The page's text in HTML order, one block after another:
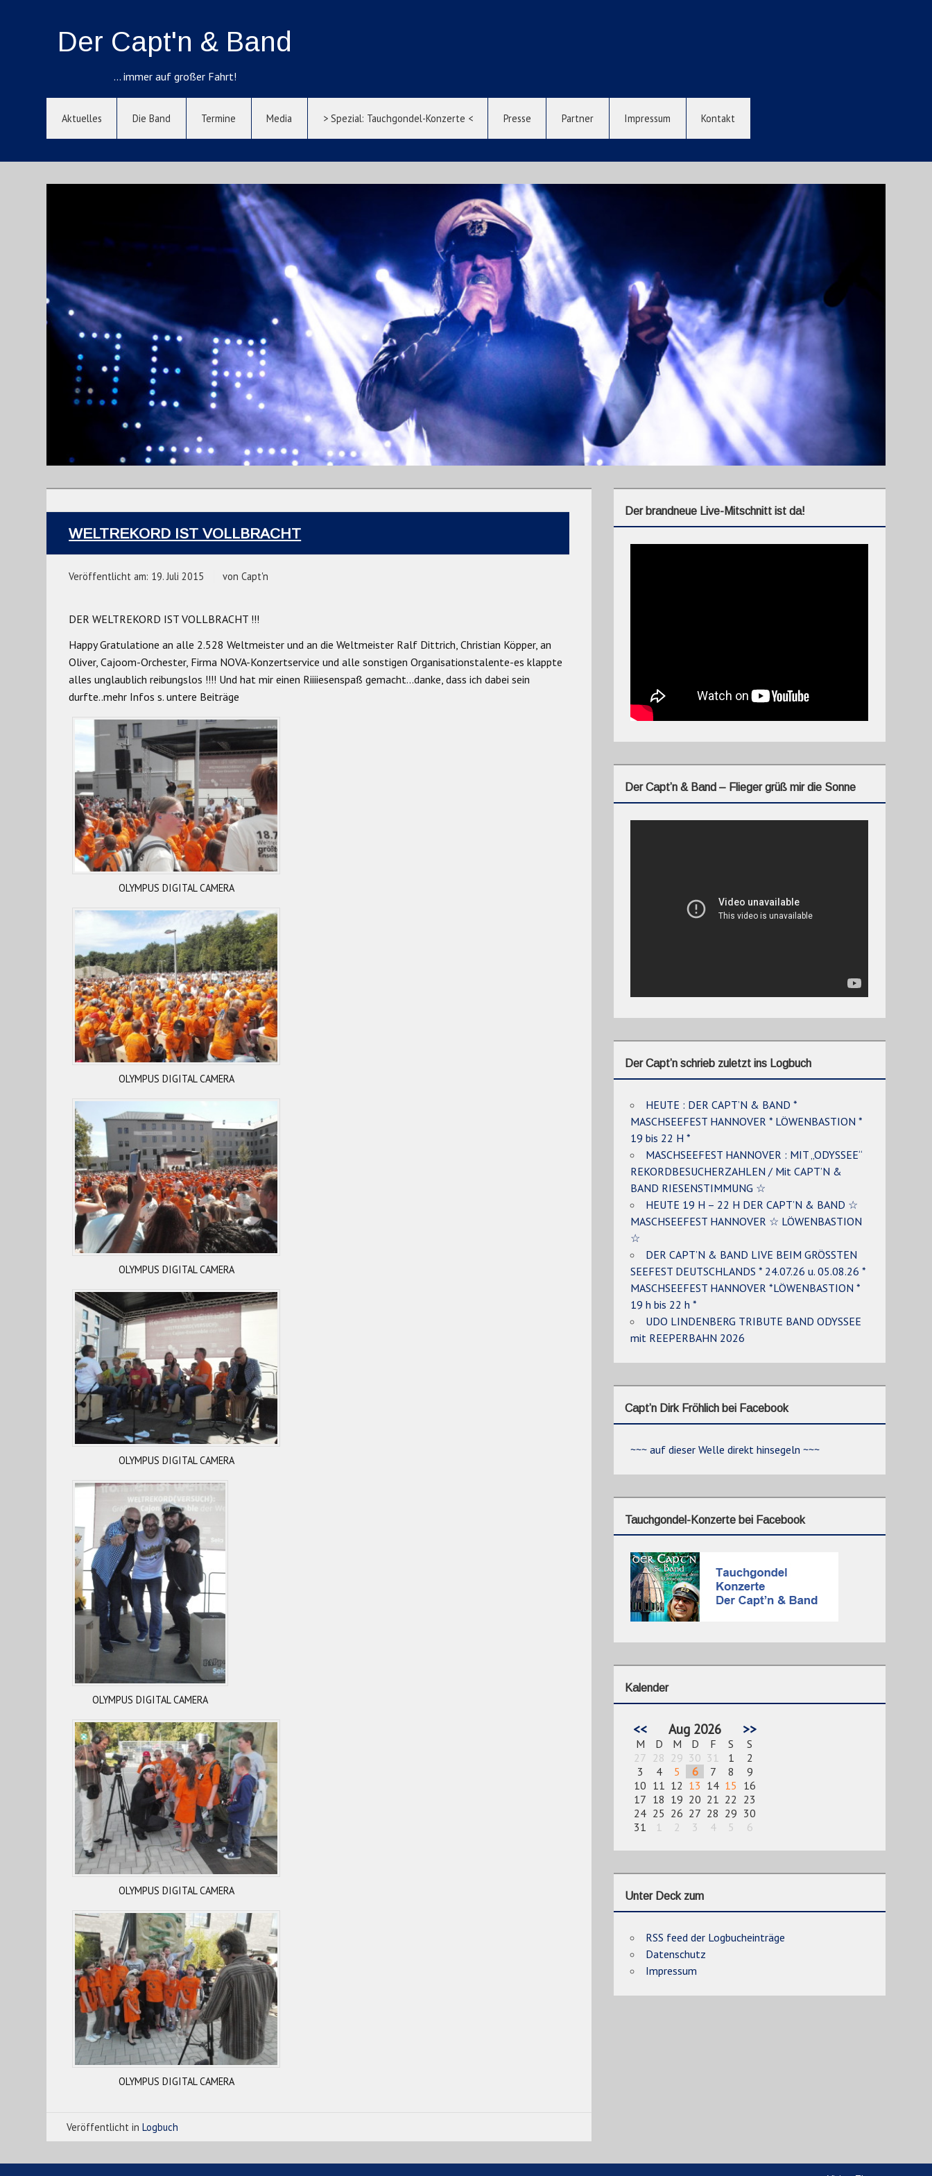
Der Capt'n & Band
… immer auf großer Fahrt!
Aktuelles Die Band Termine Media > Spezial: Tauchgondel-Konzerte < Presse Partner Impressum Kontakt
WELTREKORD IST VOLLBRACHT
Veröffentlicht am: 19. Juli 2015 von Capt'n
DER WELTREKORD IST VOLLBRACHT !!!
Happy Gratulatione an alle 2.528 Weltmeister und an die Weltmeister Ralf Dittrich, Christian Köpper, an
Oliver, Cajoom-Orchester, Firma NOVA-Konzertservice und alle sonstigen Organisationstalente-es klappte
alles unglaublich reibungslos !!!! Und hat mir einen Riiiiesenspaß gemacht…danke, dass ich dabei sein
durfte..mehr Infos s. untere Beiträge
OLYMPUS DIGITAL CAMERA
OLYMPUS DIGITAL CAMERA
OLYMPUS DIGITAL CAMERA
OLYMPUS DIGITAL CAMERA
OLYMPUS DIGITAL CAMERA
OLYMPUS DIGITAL CAMERA
OLYMPUS DIGITAL CAMERA
Veröffentlicht in Logbuch
Der brandneue Live-Mitschnitt ist da!
Der Capt’n & Band – Flieger grüß mir die Sonne
Der Capt’n schrieb zuletzt ins Logbuch
HEUTE : DER CAPT’N & BAND *
MASCHSEEFEST HANNOVER * LÖWENBASTION *
19 bis 22 H *
MASCHSEEFEST HANNOVER : MIT „ODYSSEE“
REKORDBESUCHERZAHLEN / Mit CAPT’N &
BAND RIESENSTIMMUNG ☆
HEUTE 19 H – 22 H DER CAPT’N & BAND ☆
MASCHSEEFEST HANNOVER ☆ LÖWENBASTION
☆
DER CAPT’N & BAND LIVE BEIM GRÖSSTEN
SEEFEST DEUTSCHLANDS * 24.07.26 u. 05.08.26 *
MASCHSEEFEST HANNOVER *LÖWENBASTION *
19 h bis 22 h *
UDO LINDENBERG TRIBUTE BAND ODYSSEE
mit REEPERBAHN 2026
Capt’n Dirk Fröhlich bei Facebook
~~~ auf dieser Welle direkt hinsegeln ~~~
Tauchgondel-Konzerte bei Facebook
Kalender
<< Aug 2026 >>
M D M D F S
S
27 28 29 30 31 1
2
3
4 5 6 7 8
9
10 11 12 13 14 15 16
17 18 19 20 21 22 23
24 25 26 27 28 29 30
31
1 2 3 4 5 6
Unter Deck zum
RSS feed der Logbucheinträge
Datenschutz
Impressum